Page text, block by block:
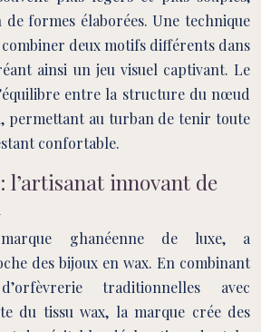
formes élaborées. Une technique
deux motifs différents dans
ainsi un jeu visuel captivant. Le
entre la structure du nœud
permettant au turban de tenir toute
confortable.
l’artisanat innovant de
ghanéenne de luxe, a
des bijoux en wax. En combinant
traditionnelles avec
du tissu wax, la marque crée des